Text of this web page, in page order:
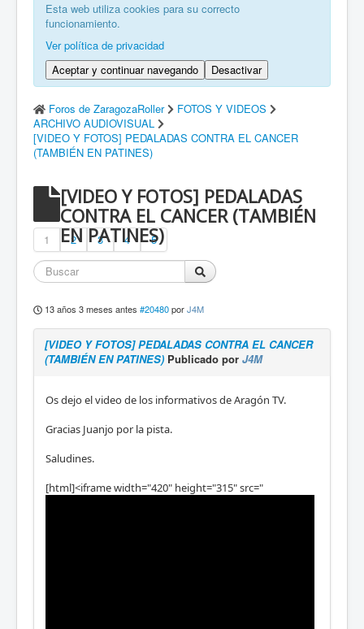
Esta web utiliza cookies para su correcto
funcionamiento.
Ver política de privacidad
Aceptar y continuar navegando
Desactivar
Foros de ZaragozaRoller
FOTOS Y VIDEOS
ARCHIVO AUDIOVISUAL
[VIDEO Y FOTOS] PEDALADAS CONTRA EL CANCER
(TAMBIÉN EN PATINES)
[VIDEO Y FOTOS] PEDALADAS
CONTRA EL CANCER (TAMBIÉN
EN PATINES)
1 2 3 4 5
13 años 3 meses antes #20480porJ4M
[VIDEO Y FOTOS] PEDALADAS CONTRA EL CANCER
(TAMBIÉN EN PATINES) Publicado por J4M
Os dejo el video de los informativos de Aragón TV.
Gracias Juanjo por la pista.
Saludines.
[html]<iframe width="420" height="315" src="